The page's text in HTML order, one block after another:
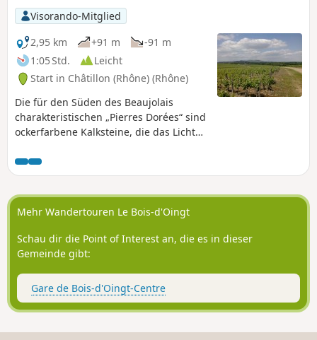
Visorando-Mitglied
2,95 km
+91 m
-91 m
1:05 Std.
Leicht
Start in Châtillon (Rhône) (Rhône)
Die für den Süden des Beaujolais
charakteristischen „Pierres Dorées“ sind
ockerfarbene Kalksteine, die das Licht
Gebäuden ein goldenes Aussehen
verleihen. Dieser kurze Spaziergang
besteht aus zwei sich ergänzenden
Teilen: zum einen einem Rundgang
durch die Gassen, Pfade und Treppen
des Dorfes mit der Kapelle Notre-Dame
de Bon-Secours als Höhepunkt und zum
Weinberge bis zu einem schönen
Aussichtspunkt.
Mehr Wandertouren Le Bois-d'Oingt
Schau dir die Point of Interest an, die es in dieser
Gemeinde gibt:
Gare de Bois-d'Oingt-Centre